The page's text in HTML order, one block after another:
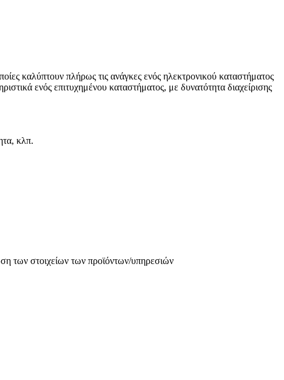
καλύπτουν πλήρως τις ανάγκες ενός ηλεκτρονικού καταστήματος
ενός επιτυχημένου καταστήματος, με δυνατότητα διαχείρισης
κλπ.
των στοιχείων των προϊόντων/υπηρεσιών